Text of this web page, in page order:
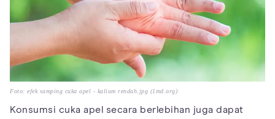
Foto: efek samping cuka apel - kalium rendah.jpg (1md.org)
Konsumsi cuka apel secara berlebihan juga dapat